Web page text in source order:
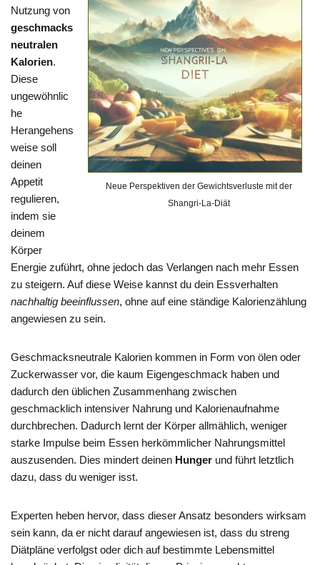
Neue Perspektiven der Gewichtsverluste mit der
Shangri-La-Diät
Nutzung von
geschmacks
neutralen
Kalorien.
Diese
ungewöhnlic
he
Herangehens
weise soll
deinen
Appetit
regulieren,
indem sie
deinem
Körper
Energie zuführt, ohne jedoch das Verlangen nach mehr Essen
zu steigern. Auf diese Weise kannst du dein Essverhalten
nachhaltig beeinflussen, ohne auf eine ständige Kalorienzählung
angewiesen zu sein.
Geschmacksneutrale Kalorien kommen in Form von ölen oder
Zuckerwasser vor, die kaum Eigengeschmack haben und
dadurch den üblichen Zusammenhang zwischen
geschmacklich intensiver Nahrung und Kalorienaufnahme
durchbrechen. Dadurch lernt der Körper allmählich, weniger
starke Impulse beim Essen herkömmlicher Nahrungsmittel
auszusenden. Dies mindert deinen Hunger und führt letztlich
dazu, dass du weniger isst.
Experten heben hervor, dass dieser Ansatz besonders wirksam
sein kann, da er nicht darauf angewiesen ist, dass du streng
Diätpläne verfolgst oder dich auf bestimmte Lebensmittel